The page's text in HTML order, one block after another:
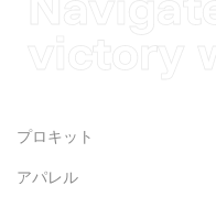
プロキット
アパレル